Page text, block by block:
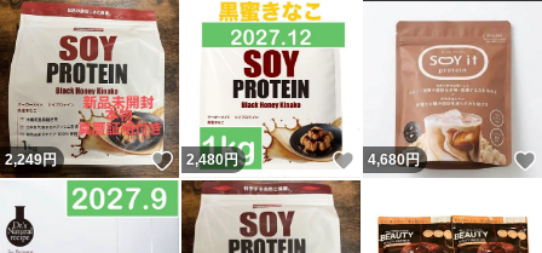
2,249円 いいね！
2,480円 いいね！
4,680円